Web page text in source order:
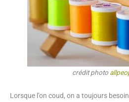
crédit photo
Lorsque l’on coud, on a toujours